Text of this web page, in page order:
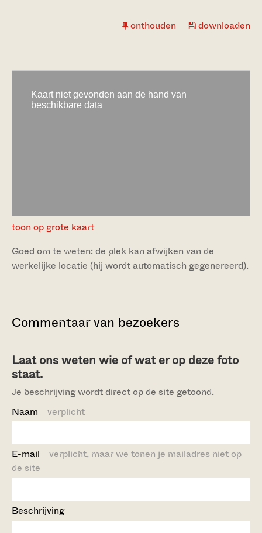
onthouden downloaden
toon op grote kaart
Goed om te weten: de plek kan afwijken van de
werkelijke locatie (hij wordt automatisch gegenereerd).
Commentaar van bezoekers
Laat ons weten wie of wat er op deze foto
staat.
Je beschrijving wordt direct op de site getoond.
Naam verplicht
E-mail verplicht, maar we tonen je mailadres niet op
de site
Beschrijving